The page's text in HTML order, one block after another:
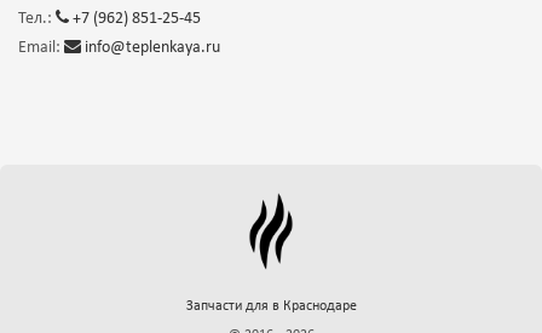
Тел.:
+7 (962) 851-25-45
Email:
info@teplenkaya.ru
Запчасти для в Краснодаре